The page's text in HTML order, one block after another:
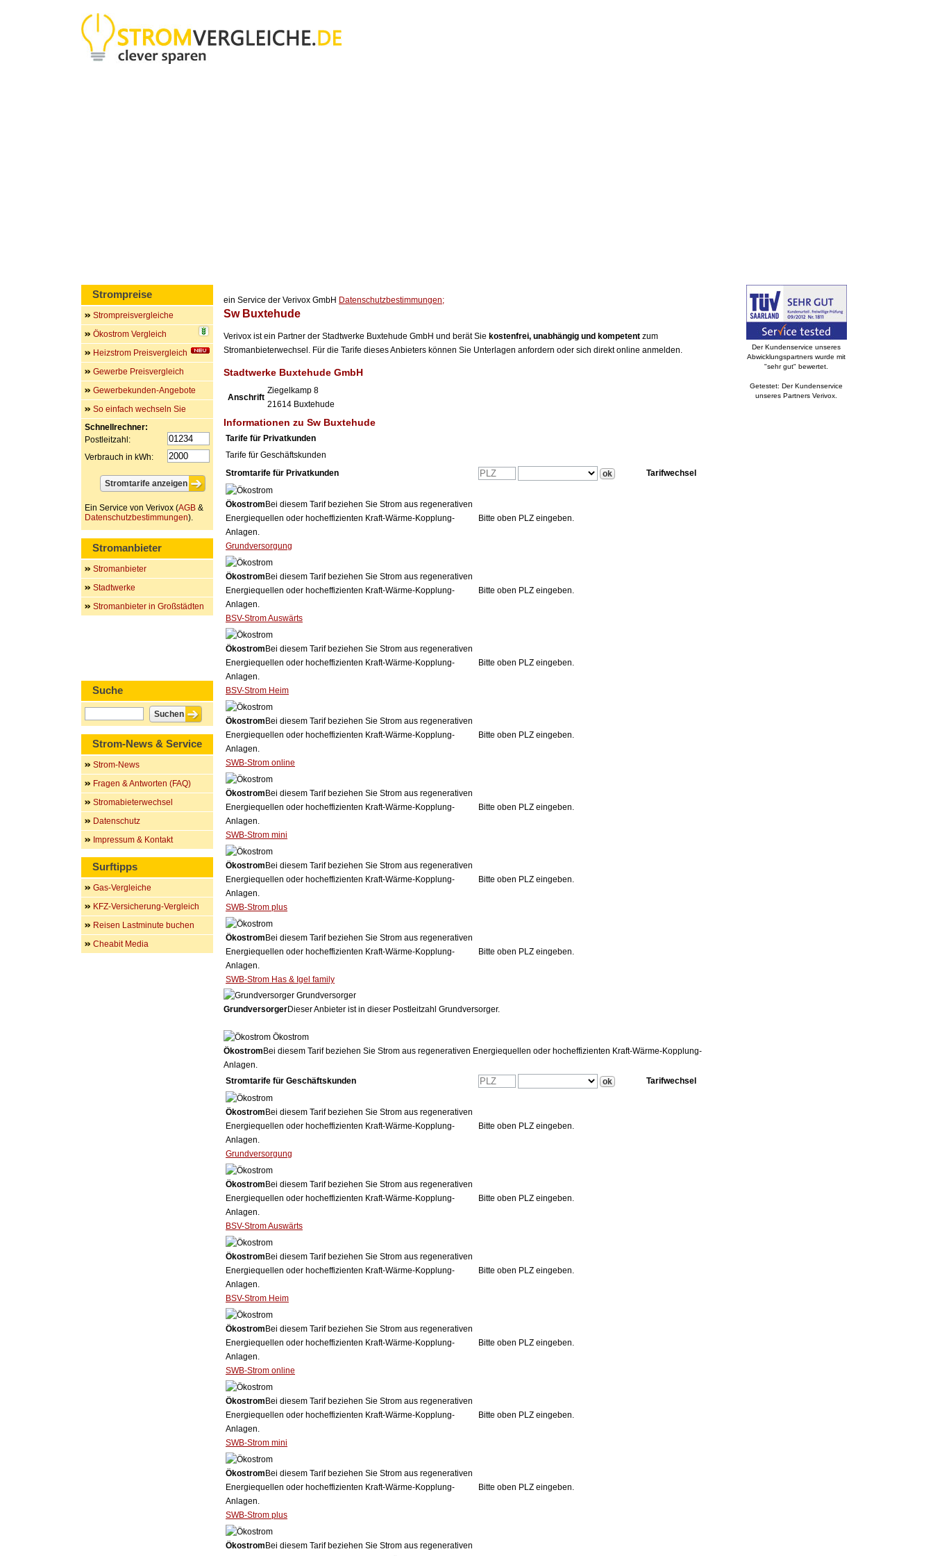
ein Service der Verivox GmbH Datenschutzbestimmungen;
Sw Buxtehude
Verivox ist ein Partner der Stadtwerke Buxtehude GmbH und berät Sie kostenfrei, unabhängig und kompetent zum
Stromanbieterwechsel. Für die Tarife dieses Anbieters können Sie Unterlagen anfordern oder sich direkt online anmelden.
Stadtwerke Buxtehude GmbH
Anschrift
Ziegelkamp 8
21614 Buxtehude
Informationen zu Sw Buxtehude
Tarife für Privatkunden
Tarife für Geschäftskunden
Stromtarife für Privatkunden
Tarifwechsel
Ökostrom Bei diesem Tarif beziehen Sie Strom aus regenerativen
Energiequellen oder hocheffizienten Kraft-Wärme-Kopplung-
Anlagen.
Grundversorgung
Bitte oben PLZ eingeben.
Ökostrom Bei diesem Tarif beziehen Sie Strom aus regenerativen
Energiequellen oder hocheffizienten Kraft-Wärme-Kopplung-
Anlagen.
BSV-Strom Auswärts
Bitte oben PLZ eingeben.
Ökostrom Bei diesem Tarif beziehen Sie Strom aus regenerativen
Energiequellen oder hocheffizienten Kraft-Wärme-Kopplung-
Anlagen.
BSV-Strom Heim
Bitte oben PLZ eingeben.
Ökostrom Bei diesem Tarif beziehen Sie Strom aus regenerativen
Energiequellen oder hocheffizienten Kraft-Wärme-Kopplung-
Anlagen.
SWB-Strom online
Bitte oben PLZ eingeben.
Ökostrom Bei diesem Tarif beziehen Sie Strom aus regenerativen
Energiequellen oder hocheffizienten Kraft-Wärme-Kopplung-
Anlagen.
SWB-Strom mini
Bitte oben PLZ eingeben.
Ökostrom Bei diesem Tarif beziehen Sie Strom aus regenerativen
Energiequellen oder hocheffizienten Kraft-Wärme-Kopplung-
Anlagen.
SWB-Strom plus
Bitte oben PLZ eingeben.
Ökostrom Bei diesem Tarif beziehen Sie Strom aus regenerativen
Energiequellen oder hocheffizienten Kraft-Wärme-Kopplung-
Anlagen.
SWB-Strom Has & Igel family
Bitte oben PLZ eingeben.
Grundversorger
GrundversorgerDieser Anbieter ist in dieser Postleitzahl Grundversorger.
Ökostrom
Ökostrom Bei diesem Tarif beziehen Sie Strom aus regenerativen Energiequellen oder hocheffizienten Kraft-Wärme-Kopplung-
Anlagen.
Stromtarife für Geschäftskunden
Tarifwechsel
Ökostrom Bei diesem Tarif beziehen Sie Strom aus regenerativen
Energiequellen oder hocheffizienten Kraft-Wärme-Kopplung-
Anlagen.
Grundversorgung
Bitte oben PLZ eingeben.
Ökostrom Bei diesem Tarif beziehen Sie Strom aus regenerativen
Energiequellen oder hocheffizienten Kraft-Wärme-Kopplung-
Anlagen.
BSV-Strom Auswärts
Bitte oben PLZ eingeben.
Ökostrom Bei diesem Tarif beziehen Sie Strom aus regenerativen
Energiequellen oder hocheffizienten Kraft-Wärme-Kopplung-
Anlagen.
BSV-Strom Heim
Bitte oben PLZ eingeben.
Ökostrom Bei diesem Tarif beziehen Sie Strom aus regenerativen
Energiequellen oder hocheffizienten Kraft-Wärme-Kopplung-
Anlagen.
SWB-Strom online
Bitte oben PLZ eingeben.
Ökostrom Bei diesem Tarif beziehen Sie Strom aus regenerativen
Energiequellen oder hocheffizienten Kraft-Wärme-Kopplung-
Anlagen.
SWB-Strom mini
Bitte oben PLZ eingeben.
Ökostrom Bei diesem Tarif beziehen Sie Strom aus regenerativen
Energiequellen oder hocheffizienten Kraft-Wärme-Kopplung-
Anlagen.
SWB-Strom plus
Bitte oben PLZ eingeben.
Ökostrom Bei diesem Tarif beziehen Sie Strom aus regenerativen
Strompreise
Strompreisvergleiche
Ökostrom Vergleich
Heizstrom Preisvergleich
Gewerbe Preisvergleich
Gewerbekunden-Angebote
So einfach wechseln Sie
Schnellrechner:
Postleitzahl:
Verbrauch in kWh:
Ein Service von Verivox (AGB &
Datenschutzbestimmungen).
Stromanbieter
Stromanbieter
Stadtwerke
Stromanbieter in Großstädten
Suche
Strom-News & Service
Strom-News
Fragen & Antworten (FAQ)
Stromabieterwechsel
Datenschutz
Impressum & Kontakt
Surftipps
Gas-Vergleiche
KFZ-Versicherung-Vergleich
Reisen Lastminute buchen
Cheabit Media
Der Kundenservice unseres
Abwicklungspartners wurde mit
"sehr gut" bewertet.
Getestet: Der Kundenservice
unseres Partners Verivox.